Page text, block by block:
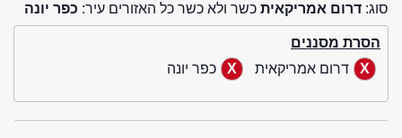
סוג: דרום אמריקאית כשר ולא כשר כל האזורים עיר: כפר יונה
הסרת מסננים
דרום אמריקאית
כפר יונה